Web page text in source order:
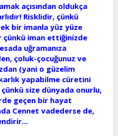
açısından oldukça
Risklidir, çünkü
bir imanla yüz yüze
çünkü iman ettiğinizde
uğramanıza
çoluk-çocuğunuz ve
(yani o güzelim
yapabilme cüretini
çünkü size dünyada onurlu,
geçen bir hayat
Cennet vadederse de,